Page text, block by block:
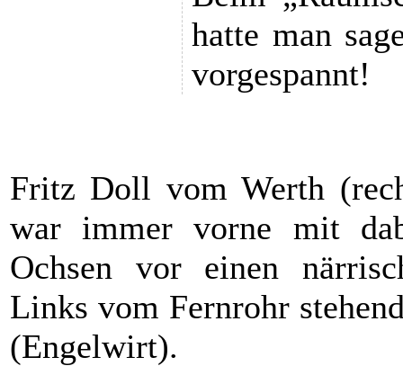
hatte man
vorgespannt!
Fritz Doll vom Werth
war immer vorne mit
Ochsen vor einen
Links vom Fernrohr
(Engelwirt).